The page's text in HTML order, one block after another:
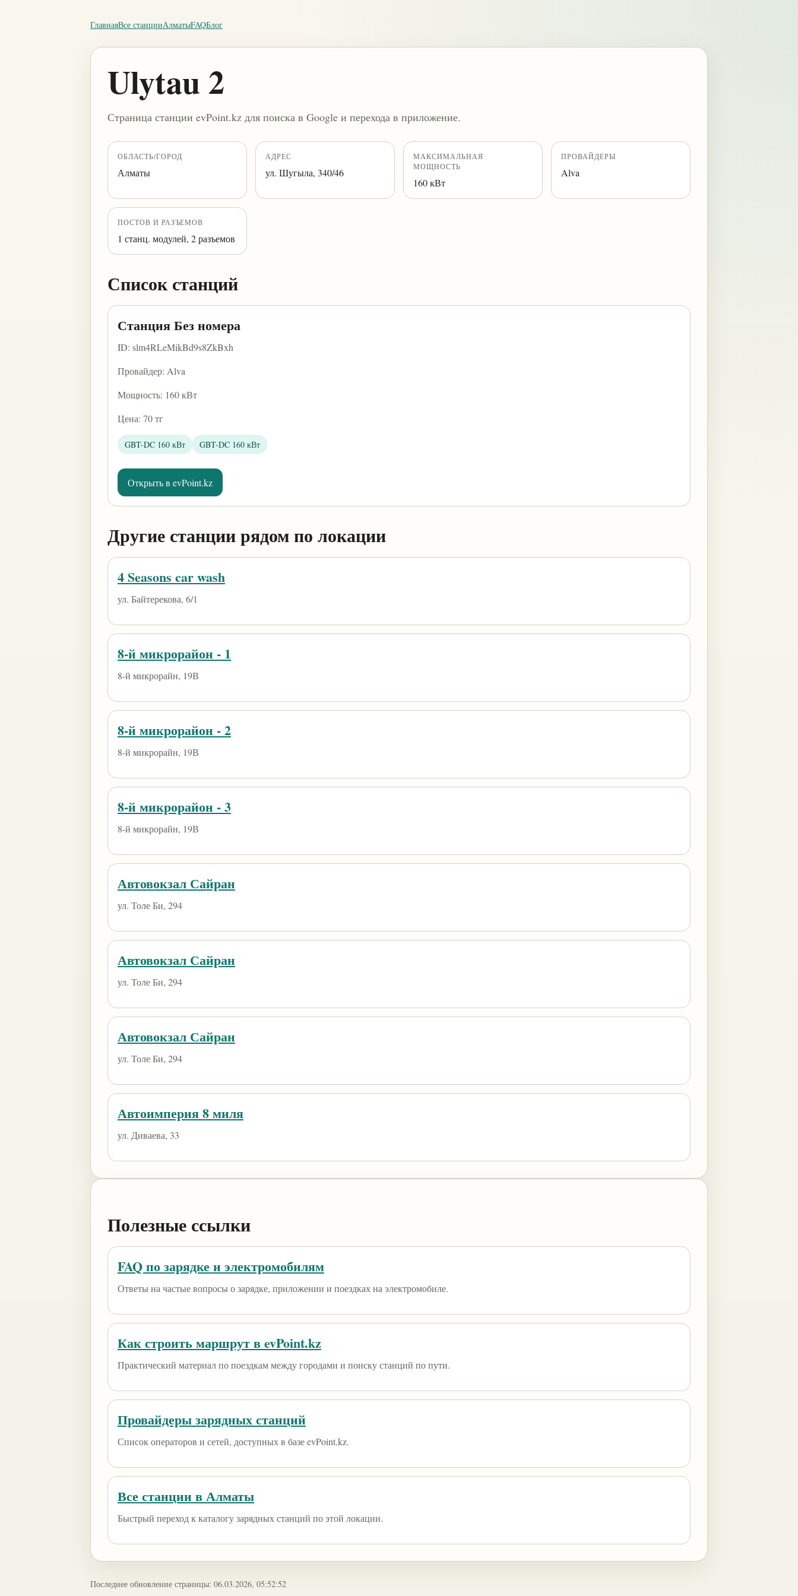
ГлавнаяВсе станцииАлматыFAQБлог
Ulytau 2
Страница станции evPoint.kz для поиска в Google и перехода в приложение.
ОБЛАСТЬ/ГОРОД
Алматы
АДРЕС
ул. Шугыла, 340/46
МАКСИМАЛЬНАЯ
МОЩНОСТЬ
160 кВт
ПРОВАЙДЕРЫ
Alva
ПОСТОВ И РАЗЪЕМОВ
1 станц. модулей, 2 разъемов
Список станций
Станция Без номера
ID: slm4RLeMikBd9s8ZkBxh
Провайдер: Alva
Мощность: 160 кВт
Цена: 70 тг
GBT-DC 160 кВт GBT-DC 160 кВт
Открыть в evPoint.kz
Другие станции рядом по локации
4 Seasons car wash
ул. Байтерекова, 6/1
8-й микрорайон - 1
8-й микрорайн, 19В
8-й микрорайон - 2
8-й микрорайн, 19В
8-й микрорайон - 3
8-й микрорайн, 19В
Автовокзал Сайран
ул. Толе Би, 294
Автовокзал Сайран
ул. Толе Би, 294
Автовокзал Сайран
ул. Толе Би, 294
Автоимперия 8 миля
ул. Диваева, 33
Полезные ссылки
FAQ по зарядке и электромобилям
Ответы на частые вопросы о зарядке, приложении и поездках на электромобиле.
Как строить маршрут в evPoint.kz
Практический материал по поездкам между городами и поиску станций по пути.
Провайдеры зарядных станций
Список операторов и сетей, доступных в базе evPoint.kz.
Все станции в Алматы
Быстрый переход к каталогу зарядных станций по этой локации.
Последнее обновление страницы: 06.03.2026, 05:52:52